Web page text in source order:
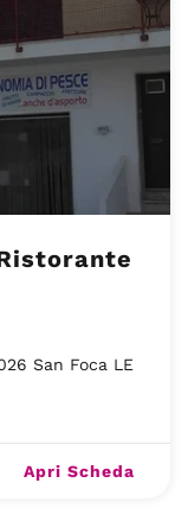
San Foca LE
Apri Scheda